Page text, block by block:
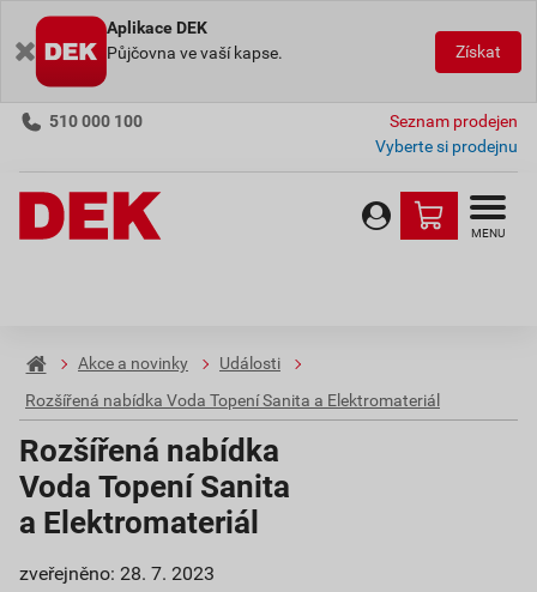
Aplikace DEK
Půjčovna ve vaší kapse.
Získat
510 000 100
Seznam prodejen
Vyberte si prodejnu
MENU
Akce a novinky
Události
Rozšířená nabídka Voda Topení Sanita a Elektromateriál
Rozšířená nabídka
Voda Topení Sanita
a Elektromateriál
zveřejněno: 28. 7. 2023